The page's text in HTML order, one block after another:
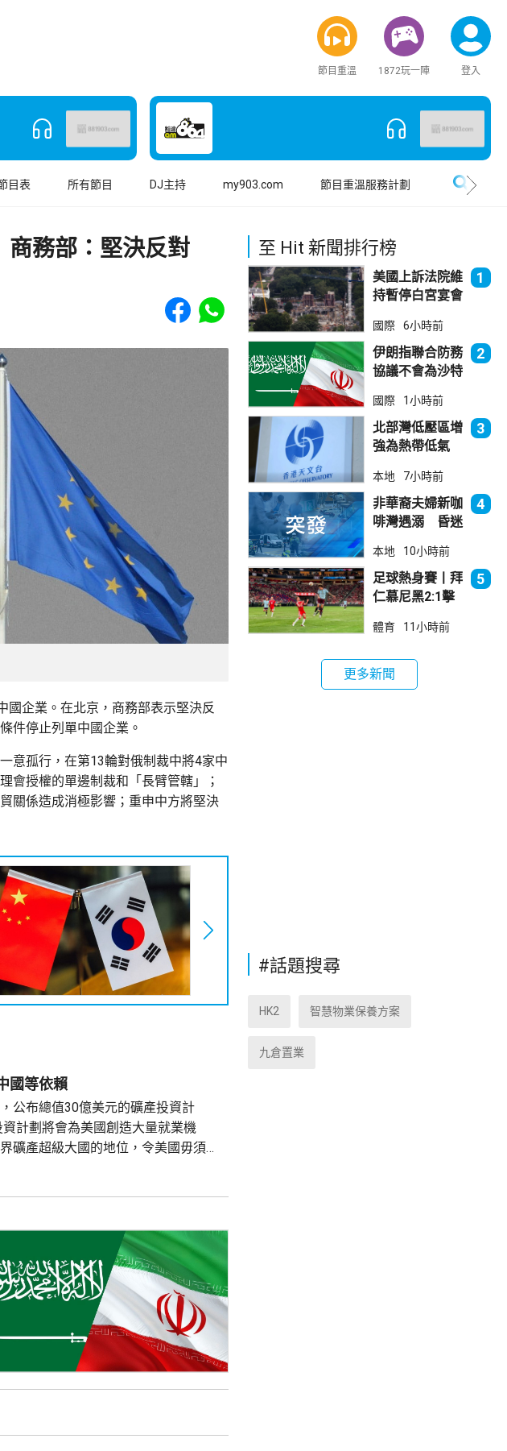
節目重溫 1872玩一陣 登入
目表 所有節目 DJ主持 my903.com 節目重溫服務計劃
務部：堅決反對
Share to Facebook
Share to WhatsApp
國企業。在北京，商務部表示堅決反
件停止列單中國企業。
意孤行，在第13輪對俄制裁中將4家中
會授權的單邊制裁和「長臂管轄」；
關係造成消極影響；重申中方將堅決
國等依賴
公布總值30億美元的礦產投資計
計劃將會為美國創造大量就業機
礦產超級大國的地位，令美國毋須
電池材料公司提供14億美元貸款，
至 Hit 新聞排行榜
美國上訴法院維
持暫停白宮宴會
1
國際 6小時前
伊朗指聯合防務
協議不會為沙特
2
國際 1小時前
北部灣低壓區增
強為熱帶低氣
本港直接威脅不
大
3
本地 7小時前
非華裔夫婦新咖
啡灣遇溺 昏迷
4
本地 10小時前
足球熱身賽丨拜
仁慕尼黑2:1擊
5
體育 11小時前
更多新聞
#話題搜尋
HK2 智慧物業保養方案
九倉置業